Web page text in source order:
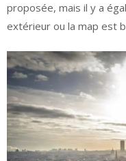
proposée, mais il y a
extérieur ou la map est